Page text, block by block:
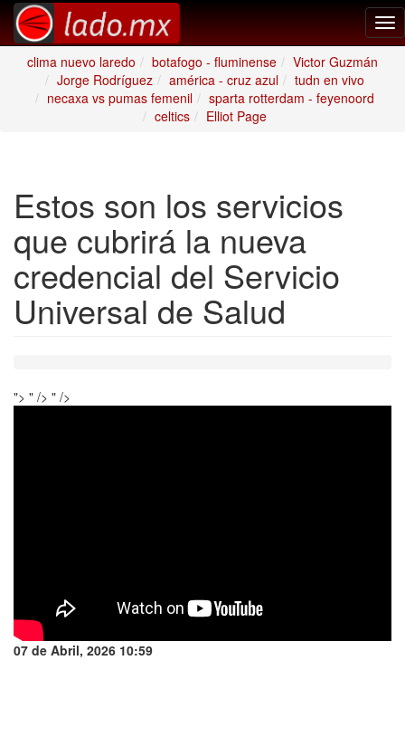
clima nuevo laredo
botafogo - fluminense
Victor Guzmán
Jorge Rodríguez
américa - cruz azul
tudn en vivo
necaxa vs pumas femenil
sparta rotterdam - feyenoord
celtics
Elliot Page
Estos son los servicios
que cubrirá la nueva
credencial del Servicio
Universal de Salud
"> " /> " />
07 de Abril, 2026 10:59